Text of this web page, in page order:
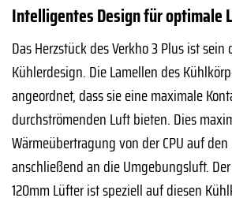
Intelligentes Design für
Das Herzstück des Verkho 3 Plus ist
Kühlerdesign. Die Lamellen des
angeordnet, dass sie eine maximale
durchströmenden Luft bieten. Dies
Wärmeübertragung von der CPU auf
anschließend an die Umgebungsluft.
120mm Lüfter ist speziell auf diesen